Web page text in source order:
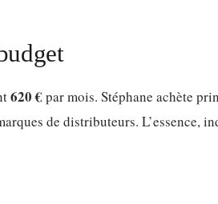
620 €par mois. Stéphane achète
de distributeurs. L’essence,